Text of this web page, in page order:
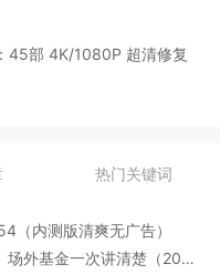
45部 4K/1080P 超清修复
热门关键词
（内测版清爽无广告）
纳指和标普500怎么买：场内 ETF、场外基金一次讲清楚（2026 最新版）